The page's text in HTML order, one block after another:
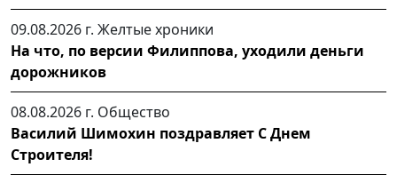
09.08.2026 г. Желтые хроники
На что, по версии Филиппова, уходили деньги
дорожников
08.08.2026 г. Общество
Василий Шимохин поздравляет С Днем
Строителя!